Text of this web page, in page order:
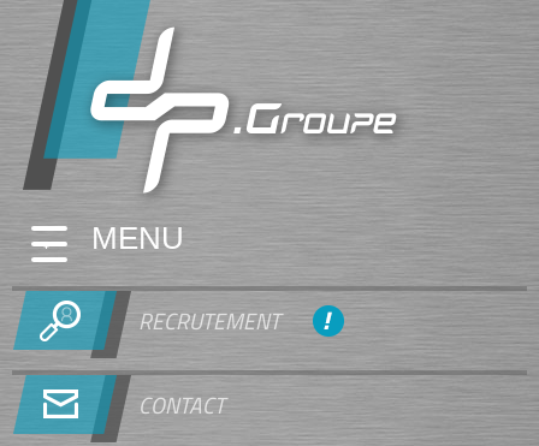
MENU
RECRUTEMENT
CONTACT